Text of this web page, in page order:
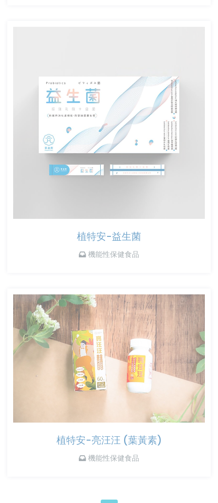
植特安-益生菌
機能性保健食品
植特安-亮汪汪 (葉黃素)
機能性保健食品